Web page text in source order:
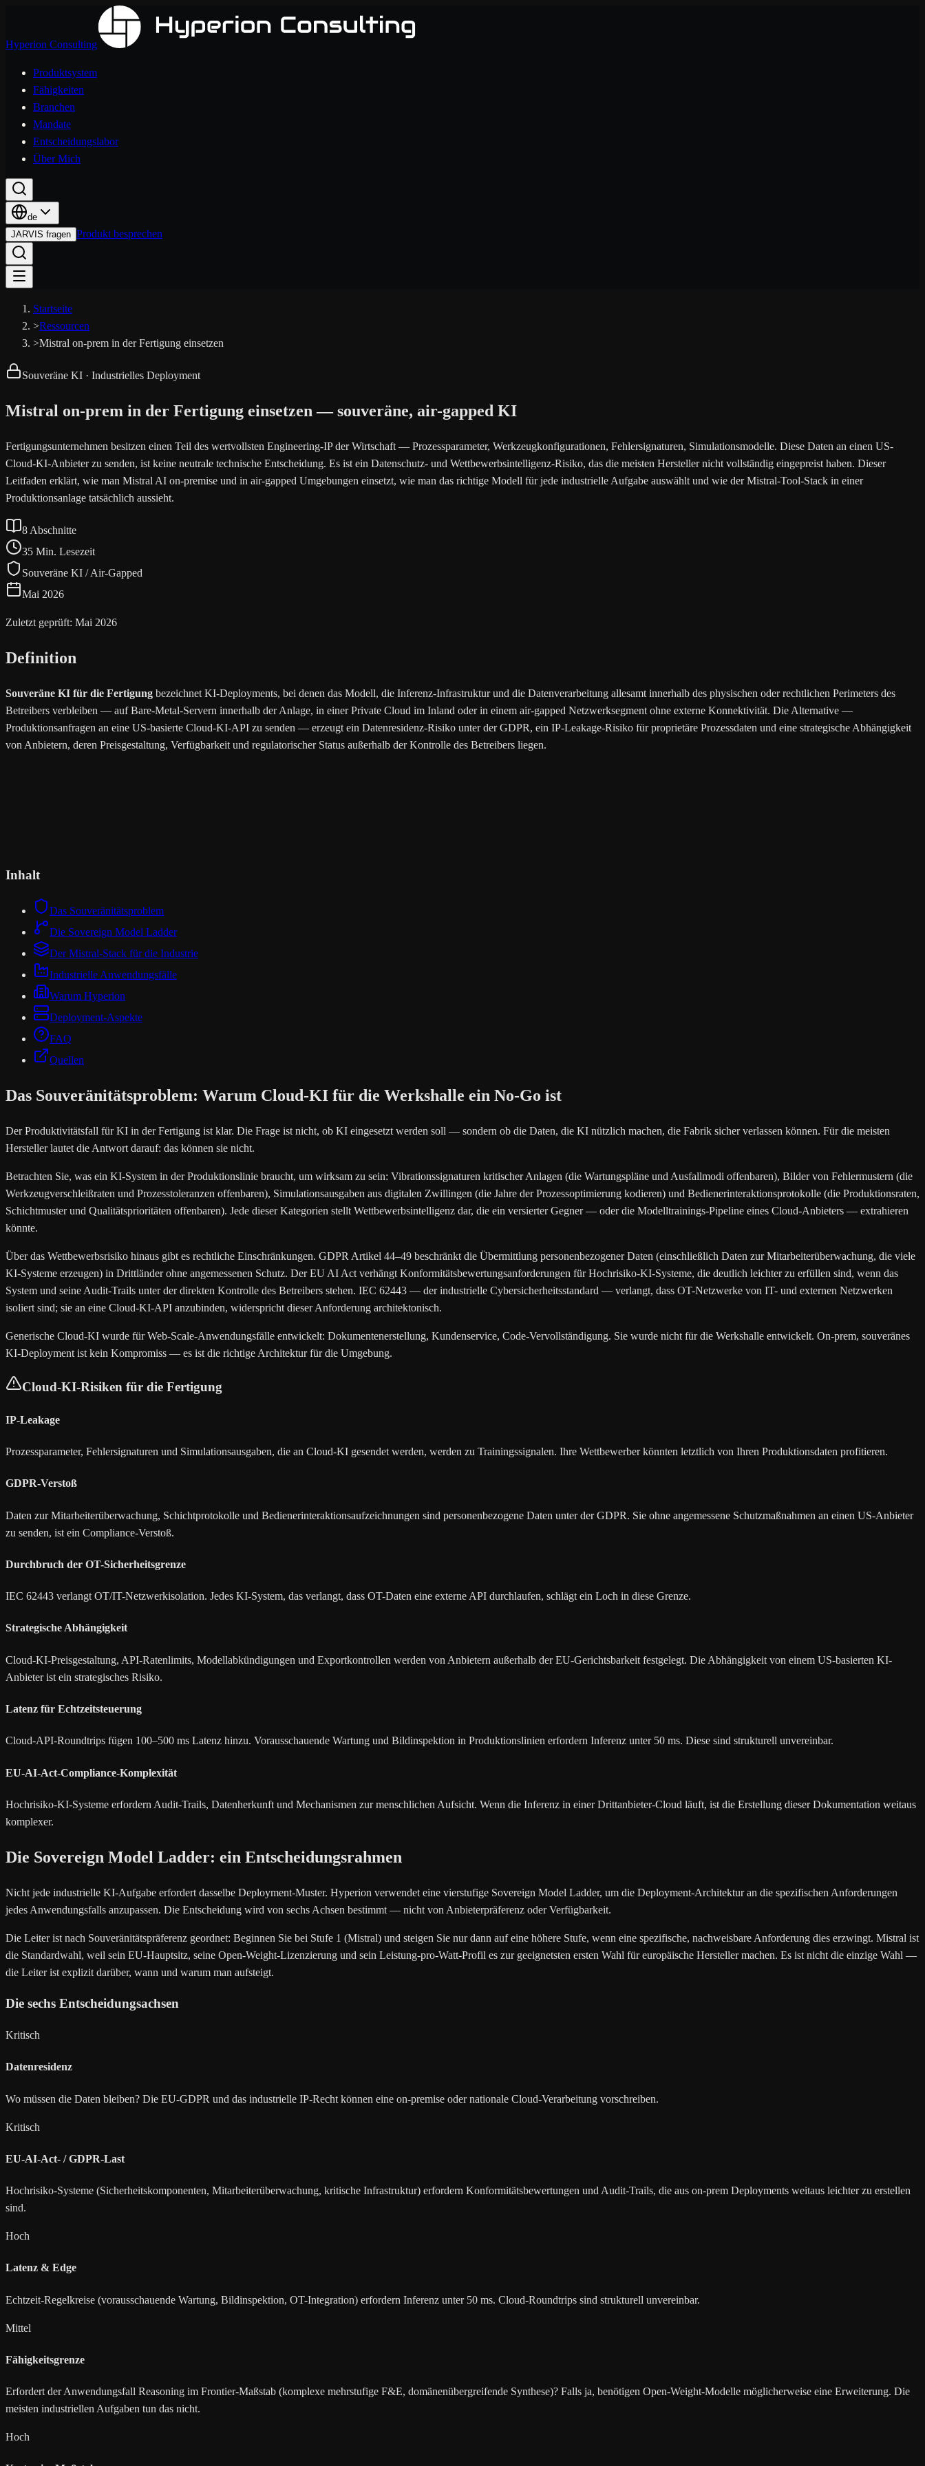
Hyperion Consulting
Produktsystem
Fähigkeiten
Branchen
Mandate
Entscheidungslabor
Über Mich
de
JARVIS fragen Produkt besprechen
Startseite
>Ressourcen
>Mistral on-prem in der Fertigung einsetzen
Souveräne KI · Industrielles Deployment
Mistral on-prem in der Fertigung einsetzen — souveräne, air-gapped KI
Fertigungsunternehmen besitzen einen Teil des wertvollsten Engineering-IP der Wirtschaft — Prozessparameter, Werkzeugkonfigurationen, Fehlersignaturen, Simulationsmodelle. Diese Daten an einen US-
Cloud-KI-Anbieter zu senden, ist keine neutrale technische Entscheidung. Es ist ein Datenschutz- und Wettbewerbsintelligenz-Risiko, das die meisten Hersteller nicht vollständig eingepreist haben. Dieser
Leitfaden erklärt, wie man Mistral AI on-premise und in air-gapped Umgebungen einsetzt, wie man das richtige Modell für jede industrielle Aufgabe auswählt und wie der Mistral-Tool-Stack in einer
Produktionsanlage tatsächlich aussieht.
8 Abschnitte
35 Min. Lesezeit
Souveräne KI / Air-Gapped
Mai 2026
Zuletzt geprüft: Mai 2026
Definition
Souveräne KI für die Fertigung bezeichnet KI-Deployments, bei denen das Modell, die Inferenz-Infrastruktur und die Datenverarbeitung allesamt innerhalb des physischen oder rechtlichen Perimeters des
Betreibers verbleiben — auf Bare-Metal-Servern innerhalb der Anlage, in einer Private Cloud im Inland oder in einem air-gapped Netzwerksegment ohne externe Konnektivität. Die Alternative —
Produktionsanfragen an eine US-basierte Cloud-KI-API zu senden — erzeugt ein Datenresidenz-Risiko unter der GDPR, ein IP-Leakage-Risiko für proprietäre Prozessdaten und eine strategische Abhängigkeit
von Anbietern, deren Preisgestaltung, Verfügbarkeit und regulatorischer Status außerhalb der Kontrolle des Betreibers liegen.
Inhalt
Das Souveränitätsproblem
Die Sovereign Model Ladder
Der Mistral-Stack für die Industrie
Industrielle Anwendungsfälle
Warum Hyperion
Deployment-Aspekte
FAQ
Quellen
Das Souveränitätsproblem: Warum Cloud-KI für die Werkshalle ein No-Go ist
Der Produktivitätsfall für KI in der Fertigung ist klar. Die Frage ist nicht, ob KI eingesetzt werden soll — sondern ob die Daten, die KI nützlich machen, die Fabrik sicher verlassen können. Für die meisten
Hersteller lautet die Antwort darauf: das können sie nicht.
Betrachten Sie, was ein KI-System in der Produktionslinie braucht, um wirksam zu sein: Vibrationssignaturen kritischer Anlagen (die Wartungspläne und Ausfallmodi offenbaren), Bilder von Fehlermustern (die
Werkzeugverschleißraten und Prozesstoleranzen offenbaren), Simulationsausgaben aus digitalen Zwillingen (die Jahre der Prozessoptimierung kodieren) und Bedienerinteraktionsprotokolle (die Produktionsraten,
Schichtmuster und Qualitätsprioritäten offenbaren). Jede dieser Kategorien stellt Wettbewerbsintelligenz dar, die ein versierter Gegner — oder die Modelltrainings-Pipeline eines Cloud-Anbieters — extrahieren
könnte.
Über das Wettbewerbsrisiko hinaus gibt es rechtliche Einschränkungen. GDPR Artikel 44–49 beschränkt die Übermittlung personenbezogener Daten (einschließlich Daten zur Mitarbeiterüberwachung, die viele
KI-Systeme erzeugen) in Drittländer ohne angemessenen Schutz. Der EU AI Act verhängt Konformitätsbewertungsanforderungen für Hochrisiko-KI-Systeme, die deutlich leichter zu erfüllen sind, wenn das
System und seine Audit-Trails unter der direkten Kontrolle des Betreibers stehen. IEC 62443 — der industrielle Cybersicherheitsstandard — verlangt, dass OT-Netzwerke von IT- und externen Netzwerken
isoliert sind; sie an eine Cloud-KI-API anzubinden, widerspricht dieser Anforderung architektonisch.
Generische Cloud-KI wurde für Web-Scale-Anwendungsfälle entwickelt: Dokumentenerstellung, Kundenservice, Code-Vervollständigung. Sie wurde nicht für die Werkshalle entwickelt. On-prem, souveränes
KI-Deployment ist kein Kompromiss — es ist die richtige Architektur für die Umgebung.
Cloud-KI-Risiken für die Fertigung
IP-Leakage
Prozessparameter, Fehlersignaturen und Simulationsausgaben, die an Cloud-KI gesendet werden, werden zu Trainingssignalen. Ihre Wettbewerber könnten letztlich von Ihren Produktionsdaten profitieren.
GDPR-Verstoß
Daten zur Mitarbeiterüberwachung, Schichtprotokolle und Bedienerinteraktionsaufzeichnungen sind personenbezogene Daten unter der GDPR. Sie ohne angemessene Schutzmaßnahmen an einen US-Anbieter
zu senden, ist ein Compliance-Verstoß.
Durchbruch der OT-Sicherheitsgrenze
IEC 62443 verlangt OT/IT-Netzwerkisolation. Jedes KI-System, das verlangt, dass OT-Daten eine externe API durchlaufen, schlägt ein Loch in diese Grenze.
Strategische Abhängigkeit
Cloud-KI-Preisgestaltung, API-Ratenlimits, Modellabkündigungen und Exportkontrollen werden von Anbietern außerhalb der EU-Gerichtsbarkeit festgelegt. Die Abhängigkeit von einem US-basierten KI-
Anbieter ist ein strategisches Risiko.
Latenz für Echtzeitsteuerung
Cloud-API-Roundtrips fügen 100–500 ms Latenz hinzu. Vorausschauende Wartung und Bildinspektion in Produktionslinien erfordern Inferenz unter 50 ms. Diese sind strukturell unvereinbar.
EU-AI-Act-Compliance-Komplexität
Hochrisiko-KI-Systeme erfordern Audit-Trails, Datenherkunft und Mechanismen zur menschlichen Aufsicht. Wenn die Inferenz in einer Drittanbieter-Cloud läuft, ist die Erstellung dieser Dokumentation weitaus
komplexer.
Die Sovereign Model Ladder: ein Entscheidungsrahmen
Nicht jede industrielle KI-Aufgabe erfordert dasselbe Deployment-Muster. Hyperion verwendet eine vierstufige Sovereign Model Ladder, um die Deployment-Architektur an die spezifischen Anforderungen
jedes Anwendungsfalls anzupassen. Die Entscheidung wird von sechs Achsen bestimmt — nicht von Anbieterpräferenz oder Verfügbarkeit.
Die Leiter ist nach Souveränitätspräferenz geordnet: Beginnen Sie bei Stufe 1 (Mistral) und steigen Sie nur dann auf eine höhere Stufe, wenn eine spezifische, nachweisbare Anforderung dies erzwingt. Mistral ist
die Standardwahl, weil sein EU-Hauptsitz, seine Open-Weight-Lizenzierung und sein Leistung-pro-Watt-Profil es zur geeignetsten ersten Wahl für europäische Hersteller machen. Es ist nicht die einzige Wahl —
die Leiter ist explizit darüber, wann und warum man aufsteigt.
Die sechs Entscheidungsachsen
Kritisch
Datenresidenz
Wo müssen die Daten bleiben? Die EU-GDPR und das industrielle IP-Recht können eine on-premise oder nationale Cloud-Verarbeitung vorschreiben.
Kritisch
EU-AI-Act- / GDPR-Last
Hochrisiko-Systeme (Sicherheitskomponenten, Mitarbeiterüberwachung, kritische Infrastruktur) erfordern Konformitätsbewertungen und Audit-Trails, die aus on-prem Deployments weitaus leichter zu erstellen
sind.
Hoch
Latenz & Edge
Echtzeit-Regelkreise (vorausschauende Wartung, Bildinspektion, OT-Integration) erfordern Inferenz unter 50 ms. Cloud-Roundtrips sind strukturell unvereinbar.
Mittel
Fähigkeitsgrenze
Erfordert der Anwendungsfall Reasoning im Frontier-Maßstab (komplexe mehrstufige F&E, domänenübergreifende Synthese)? Falls ja, benötigen Open-Weight-Modelle möglicherweise eine Erweiterung. Die
meisten industriellen Aufgaben tun das nicht.
Hoch